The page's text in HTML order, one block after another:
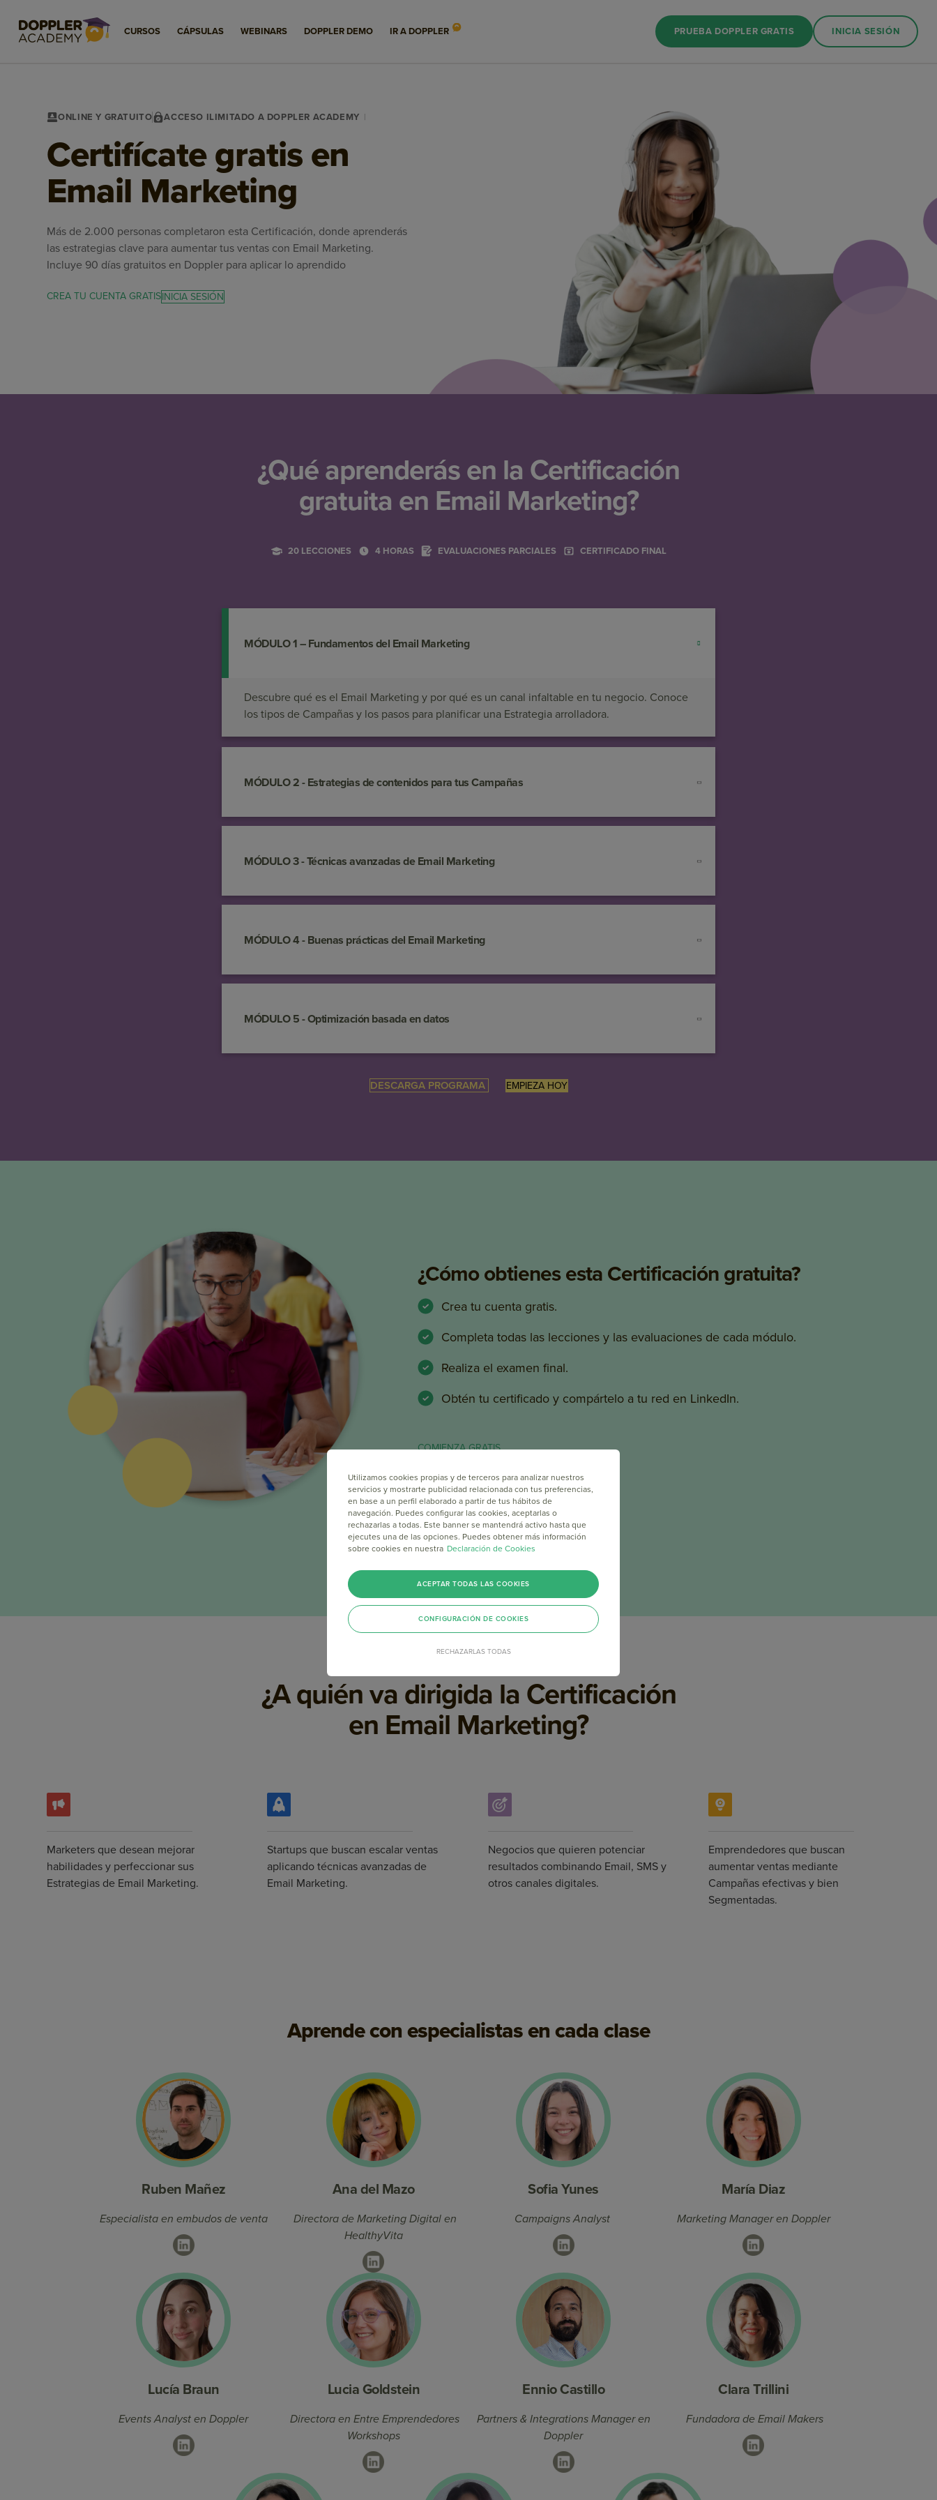
CURSOS CÁPSULAS WEBINARS DOPPLER DEMO IR A DOPPLER PRUEBA DOPPLER GRATIS INICIA SESIÓN
ONLINE Y GRATUITO ACCESO ILIMITADO A DOPPLER ACADEMY
Certifícate gratis en
Email Marketing
Más de 2.000 personas completaron esta Certificación, donde aprenderás
las estrategias clave para aumentar tus ventas con Email Marketing.
Incluye 90 días gratuitos en Doppler para aplicar lo aprendido
CREA TU CUENTA GRATISINICIA SESIÓN
¿Qué aprenderás en la Certificación
gratuita en Email Marketing?
20 LECCIONES 4 HORAS EVALUACIONES PARCIALES CERTIFICADO FINAL
MÓDULO 1 – Fundamentos del Email Marketing
Descubre qué es el Email Marketing y por qué es un canal infaltable en tu negocio. Conoce
los tipos de Campañas y los pasos para planificar una Estrategia arrolladora.
MÓDULO 2 - Estrategias de contenidos para tus Campañas
MÓDULO 3 - Técnicas avanzadas de Email Marketing
MÓDULO 4 - Buenas prácticas del Email Marketing
MÓDULO 5 - Optimización basada en datos
DESCARGA PROGRAMA EMPIEZA HOY
¿Cómo obtienes esta Certificación gratuita?
Crea tu cuenta gratis.
Completa todas las lecciones y las evaluaciones de cada módulo.
Realiza el examen final.
Obtén tu certificado y compártelo a tu red en LinkedIn.
COMIENZA GRATIS
¿A quién va dirigida la Certificación
en Email Marketing?
Marketers que desean mejorar
habilidades y perfeccionar sus
Estrategias de Email Marketing.
Startups que buscan escalar ventas
aplicando técnicas avanzadas de
Email Marketing.
Negocios que quieren potenciar
resultados combinando Email, SMS y
otros canales digitales.
Emprendedores que buscan
aumentar ventas mediante
Campañas efectivas y bien
Segmentadas.
Aprende con especialistas en cada clase
Ruben Mañez
Especialista en embudos de venta
LinkedIn
Ana del Mazo
Directora de Marketing Digital en
HealthyVita
LinkedIn
Sofia Yunes
Campaigns Analyst
LinkedIn
María Diaz
Marketing Manager en Doppler
LinkedIn
Lucía Braun
Events Analyst en Doppler
LinkedIn
Lucia Goldstein
Directora en Entre Emprendedores
Workshops
LinkedIn
Ennio Castillo
Partners & Integrations Manager en
Doppler
LinkedIn
Clara Trillini
Fundadora de Email Makers
LinkedIn
Utilizamos cookies propias y de terceros para analizar nuestros
servicios y mostrarte publicidad relacionada con tus preferencias,
en base a un perfil elaborado a partir de tus hábitos de
navegación. Puedes configurar las cookies, aceptarlas o
rechazarlas a todas. Este banner se mantendrá activo hasta que
ejecutes una de las opciones. Puedes obtener más información
sobre cookies en nuestra Declaración de Cookies
RECHAZARLAS TODAS
ACEPTAR TODAS LAS COOKIES
CONFIGURACIÓN DE COOKIES